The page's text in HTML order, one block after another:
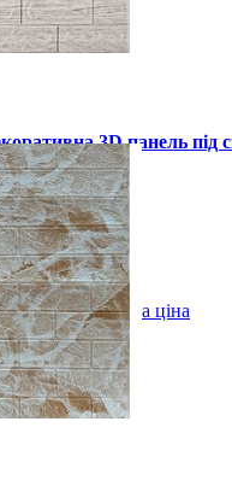
3D панель під
/шт
закладки Оптова ціна